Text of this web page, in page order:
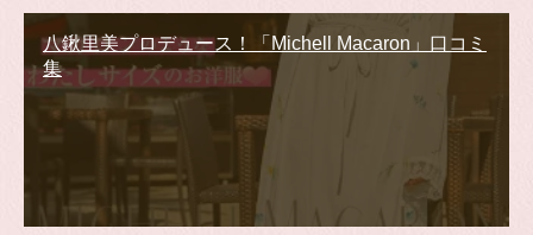
八鍬里美プロデュース！「Michell Macaron」口コミ
集